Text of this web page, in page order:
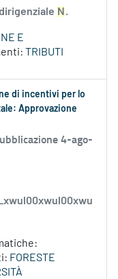
N .
E
TRIBUTI
di incentivi per lo
Approvazione
4-ago-
FORESTE